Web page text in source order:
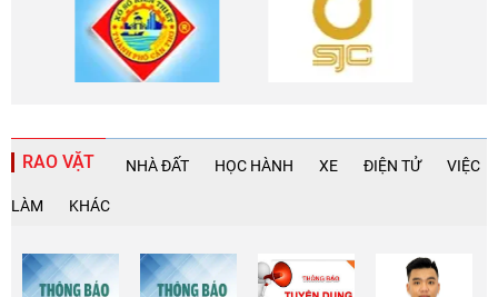
RAO VẶT NHÀ ĐẤT HỌC HÀNH XE ĐIỆN TỬ VIỆC
LÀM KHÁC